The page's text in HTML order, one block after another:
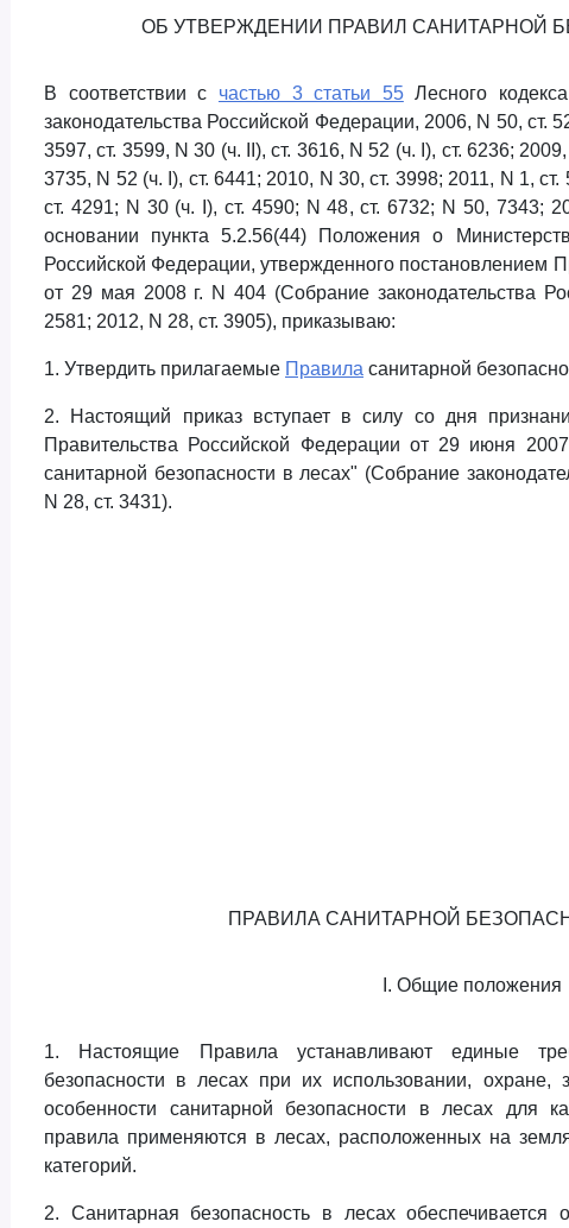
ОБ УТВЕРЖДЕНИИ ПРАВИЛ САНИТАРНОЙ
В соответствии с частью 3 статьи 55Лесного
законодательства Российской Федерации, 2006, N 50, ст.
3597, ст. 3599, N 30 (ч. II), ст. 3616, N 52 (ч. I), ст. 6236;
3735, N 52 (ч. I), ст. 6441; 2010, N 30, ст. 3998; 2011, N 1,
ст. 4291; N 30 (ч. I), ст. 4590; N 48, ст. 6732; N 50, 7343;
основании пункта 5.2.56(44) Положения о
Российской Федерации, утвержденного постановлением
от 29 мая 2008 г. N 404 (Собрание законодательства
2581; 2012, N 28, ст. 3905), приказываю:
1. Утвердить прилагаемые Правила санитарной
2. Настоящий приказ вступает в силу со дня
Правительства Российской Федерации от 29 июня
санитарной безопасности в лесах" (Собрание
N 28, ст. 3431).
ПРАВИЛА САНИТАРНОЙ
I. Общие положения
1. Настоящие Правила устанавливают единые
безопасности в лесах при их использовании, охране,
особенности санитарной безопасности в лесах для
правила применяются в лесах, расположенных на
категорий.
2. Санитарная безопасность в лесах обеспечивается